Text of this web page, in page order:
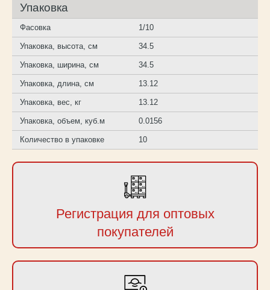
Упаковка
Фасовка 1/10
Упаковка, высота, см 34.5
Упаковка, ширина, см 34.5
Упаковка, длина, см 13.12
Упаковка, вес, кг 13.12
Упаковка, объем, куб.м 0.0156
Количество в упаковке 10
Регистрация для оптовых
покупателей